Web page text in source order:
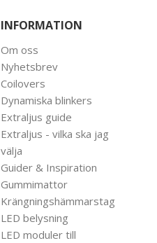
INFORMATION
Om oss
Nyhetsbrev
Coilovers
Dynamiska blinkers
Extraljus guide
Extraljus - vilka ska jag
välja
Guider & Inspiration
Gummimattor
Krängningshämmarstag
LED belysning
LED moduler till